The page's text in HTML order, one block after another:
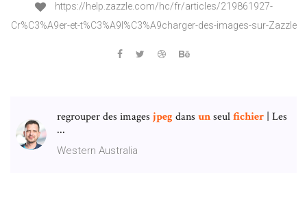
https://help.zazzle.com/hc/fr/articles/219861927-
Cr%C3%A9er-et-t%C3%A9l%C3%A9charger-des-images-sur-Zazzle
regrouper des images jpeg dans unseulfichier | Les
...
Western Australia